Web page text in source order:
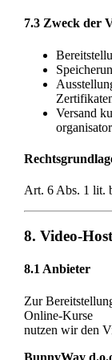
7.3 Zweck der
Versand
Art. 6 Abs. 1 lit.
8. Video-
8.1 Anbieter
Zur
Online-Kurse
nutzen wir den
BunnyWay